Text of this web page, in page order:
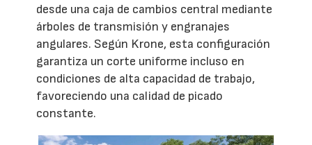
desde una caja de cambios central mediante
árboles de transmisión y engranajes
angulares. Según Krone, esta configuración
garantiza un corte uniforme incluso en
condiciones de alta capacidad de trabajo,
favoreciendo una calidad de picado
constante.